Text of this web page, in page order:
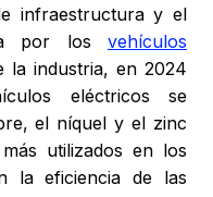
infraestructura y el
por los vehículos
la industria, en 2024
eléctricos se
el níquel y el zinc
utilizados en los
la eficiencia de las